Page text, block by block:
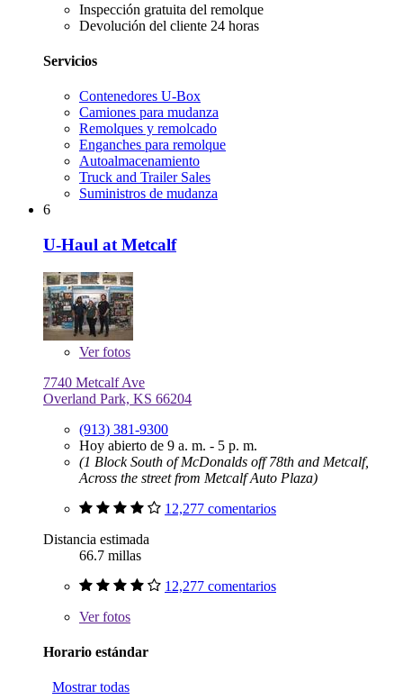
Inspección gratuita del remolque
Devolución del cliente 24 horas
Servicios
Contenedores U-Box
Camiones para mudanza
Remolques y remolcado
Enganches para remolque
Autoalmacenamiento
Truck and Trailer Sales
Suministros de mudanza
6
U-Haul at Metcalf
Verfotos
7740 Metcalf Ave
Overland Park, KS 66204
(913) 381-9300
Hoy abierto de 9 a. m. - 5 p. m.
(1 Block South of McDonalds off 78th and Metcalf,
Across the street from Metcalf Auto Plaza)
12,277 comentarios
Distancia estimada
66.7 millas
12,277 comentarios
Verfotos
Horario estándar
Mostrar todas